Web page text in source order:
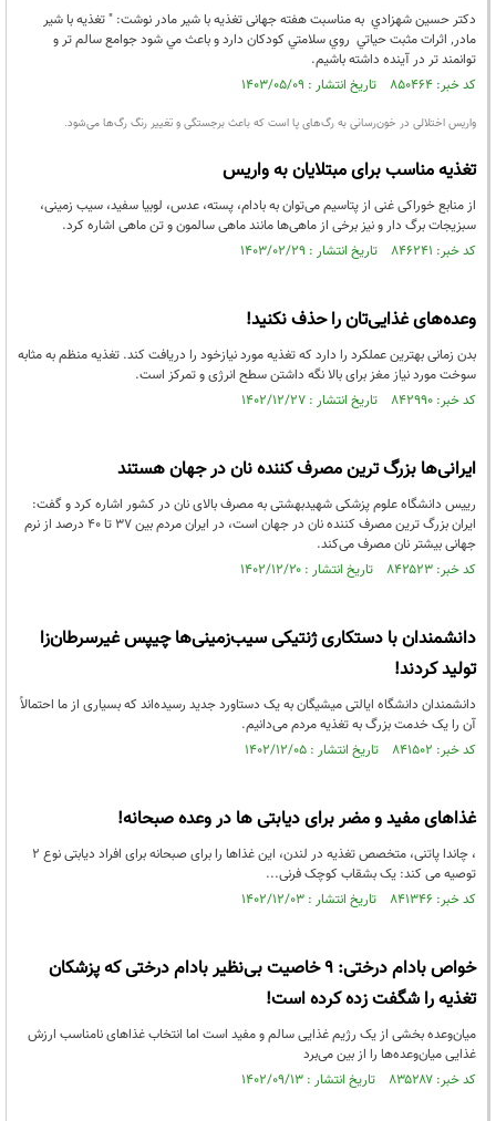
دكتر حسين شهزادي به مناسبت هفته جهانی تغذیه با شیر مادر نوشت: " تغذيه با شير
مادر٬ اثرات مثبت حياتي روي سلامتي كودكان دارد و باعث مي شود جوامع سالم تر و
توانمند تر در آينده داشته باشيم.
کد خبر: ۸۵۰۴۶۴ تاریخ انتشار : ۱۴۰۳/۰۵/۰۹
واریس اختلالی در خون‌رسانی به رگ‌های پا است که باعث برجستگی و تغییر رنگ رگ‌ها می‌شود.
تغذیه مناسب برای مبتلایان به واریس
از منابع خوراکی غنی از پتاسیم می‌توان به بادام، پسته، عدس، لوبیا سفید، سیب زمینی،
سبزیجات برگ دار و نیز برخی از ماهی‌ها مانند ماهی سالمون و تن ماهی اشاره کرد.
کد خبر: ۸۴۶۲۴۱ تاریخ انتشار : ۱۴۰۳/۰۲/۲۹
وعده‌های غذایی‌تان را حذف نکنید!
بدن زمانی بهترین عملکرد را دارد که تغذیه مورد نیازخود را دریافت کند. تغذیه منظم به مثابه
سوخت مورد نیاز مغز برای بالا نگه داشتن سطح انرژی و تمرکز است.
کد خبر: ۸۴۲۹۹۰ تاریخ انتشار : ۱۴۰۲/۱۲/۲۷
ایرانی‌ها بزرگ ترین مصرف کننده نان در جهان هستند
رییس دانشگاه علوم پزشکی شهیدبهشتی به مصرف بالای نان در کشور اشاره کرد و گفت:
ایران بزرگ ترین مصرف‌ کننده نان در جهان است، در ایران مردم بین ۳۷ تا ۴۰ درصد از نرم
جهانی بیشتر نان مصرف می‌کند.
کد خبر: ۸۴۲۵۲۳ تاریخ انتشار : ۱۴۰۲/۱۲/۲۰
دانشمندان با دستکاری ژنتیکی سیب‌زمینی‌ها چیپس غیرسرطان‌زا
تولید کردند!
دانشمندان دانشگاه ایالتی میشیگان به یک دستاورد جدید رسیده‌اند که بسیاری از ما احتمالاً
آن را یک خدمت بزرگ به تغذیه مردم می‌دانیم.
کد خبر: ۸۴۱۵۰۲ تاریخ انتشار : ۱۴۰۲/۱۲/۰۵
غذاهای مفید و مضر برای دیابتی ها در وعده صبحانه!
، چاندا پاتنی، متخصص تغذیه در لندن، این غذاها را برای صبحانه برای افراد دیابتی نوع 2
توصیه می کند: یک بشقاب کوچک فرنی...
کد خبر: ۸۴۱۳۴۶ تاریخ انتشار : ۱۴۰۲/۱۲/۰۳
خواص بادام درختی: 9 خاصیت بی‌نظیر بادام درختی که پزشکان
تغذیه را شگفت زده کرده است!
میان‌وعده بخشی از یک رژیم غذایی سالم و مفید است اما انتخاب غذاهای نامناسب ارزش
غذایی میان‌وعده‌ها را از بین می‌برد
کد خبر: ۸۳۵۲۸۷ تاریخ انتشار : ۱۴۰۲/۰۹/۱۳